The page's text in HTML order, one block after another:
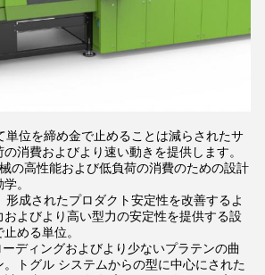
単位を締め金で止めることは減らされたサ
消費およびより速い動きを提供します。
の高性能および低負荷の消費のための設計
。
成されたプロダクト安定性を改善するよ
およびより高い型力の安定性を提供する設
める単位。
ディングおよびより少ないプラテンの曲
トグル システムからの型に中心にされた